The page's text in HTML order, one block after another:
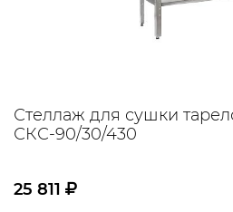
Стеллаж для сушки
СКС-90/30/430
25 811